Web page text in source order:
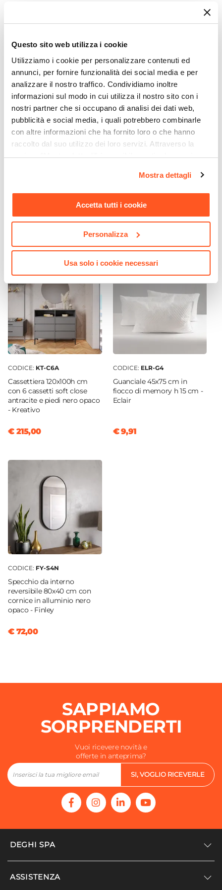
Questo sito web utilizza i cookie
Utilizziamo i cookie per personalizzare contenuti ed
annunci, per fornire funzionalità dei social media e per
analizzare il nostro traffico. Condividiamo inoltre
informazioni sul modo in cui utilizza il nostro sito con i
nostri partner che si occupano di analisi dei dati web,
pubblicità e social media, i quali potrebbero combinarle
con altre informazioni che ha fornito loro o che hanno
raccolto dal suo utilizzo dei loro servizi. Attraverso la
sezione "Mostra dettagli" è possibile gestire le proprie
momento. Per maggiori informazioni si invita a leggere la
nostraCookie Policy.
Mostra dettagli
Accetta tutti i cookie
Personalizza
Usa solo i cookie necessari
Completa l’arredamento della tua zona notte con
i numerosi complementi disponibili sulnostro
catalogo online: rendi i tuoi ambienti come li hai
Zhuri
Colore
Grigio
Colore Piedi
Nero
Dimensioni
175 x 207,7 cm
Materiale Struttura
Materasso
Materasso Compatibile
160 x 190 cm
Inclusa
Testata Imbottita
Portata Massima
300 kg
Spessore Testata
12 cm
Materiale Rivestimento
Tessuto
Assemblato
Ti suggeriamo anche
CODICE:MSP-169
strato Foam e Memory h 25
cm - Memory Sweet Plus
CODICE:KT-14A
Cabina armadio 149x216h
cassetti con soft close
antracite e dettagli nero
opaco - Kreativo
€ 239,00
CODICE: KT-C6A
Cassettiera 120x100h cm
con 6 cassetti soft close
antracite e piedi nero opaco
- Kreativo
€ 215,00
CODICE: ELR-G4
Guanciale 45x75 cm in
fiocco di memory h 15 cm -
Eclair
€ 9,91
CODICE: FY-S4N
Specchio da interno
reversibile 80x40 cm con
cornice in alluminio nero
opaco - Finley
€ 72,00
SAPPIAMO
SORPRENDERTI
Vuoi ricevere novità e
offerte in anteprima?
SI, VOGLIO RICEVERLE
DEGHI SPA
Accedi/Registrati
ASSISTENZA